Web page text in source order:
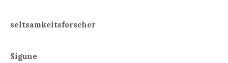
seltsamkeitsforscher
Sigune